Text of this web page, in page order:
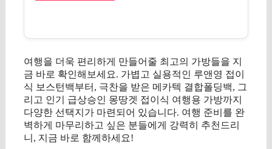
여행을 더욱 편리하게 만들어줄 최고의 가방들을 지
금 바로 확인해보세요. 가볍고 실용적인 루앤영 접이
식 보스턴백부터, 극찬을 받은 메카텍 결합폴딩백, 그
리고 인기 급상승인 몽땅겟 접이식 여행용 가방까지
다양한 선택지가 마련되어 있습니다. 여행 준비를 완
벽하게 마무리하고 싶은 분들에게 강력히 추천드리
니, 지금 바로 함께하세요!